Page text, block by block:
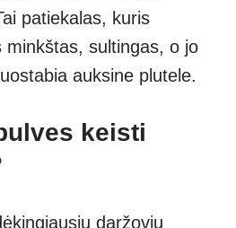
patiekalas, kuris
minkštas, sultingas, o jo
auksine plutele.
keisti
daržovių